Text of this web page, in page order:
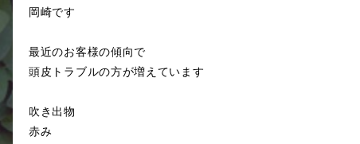
岡崎です
最近のお客様の傾向で
頭皮トラブルの方が増えています
吹き出物
赤み